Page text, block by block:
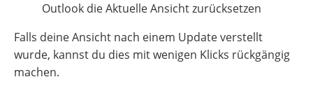
Outlook die Aktuelle Ansicht zurücksetzen
Falls deine Ansicht nach einem Update verstellt
wurde, kannst du dies mit wenigen Klicks rückgängig
machen.